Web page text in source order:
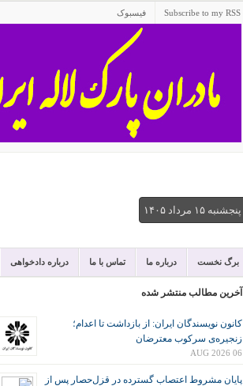
Subscribe to my RSS فیسبوک
پنجشنبه ۱۵ مرداد ۱۴۰۵
برگ نخست درباره ما تماس با ما درباره دادخواهی
آخرین مطالب منتشر شده
کانون نويسندگان ايران: از بازداشت تا اعدام؛
زنجیره‌ی سرکوب معترضان
06 AUG 2026
پایان مشروط اعتصاب گسترده در قزل‌حصار پس از